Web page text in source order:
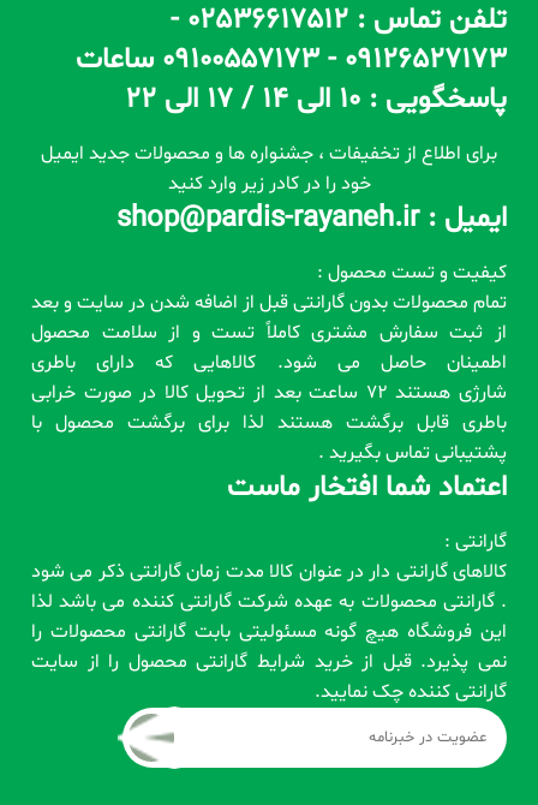
تلفن تماس : 02536617512 -
09126527173 - 09100557173 ساعات
پاسخگویی : 10 الی 14 / 17 الی 22
برای اطلاع از تخفیفات ، جشنواره ها و محصولات جدید ایمیل
خود را در کادر زیر وارد کنید
ایمیل : shop@pardis-rayaneh.ir
کیفیت و تست محصول :
تمام محصولات بدون گارانتی قبل از اضافه شدن در سایت و بعد
از ثبت سفارش مشتری کاملاً تست و از سلامت محصول
اطمینان حاصل می شود. کالاهایی که دارای باطری
شارژی هستند 72 ساعت بعد از تحویل کالا در صورت خرابی
باطری قابل برگشت هستند لذا برای برگشت محصول با
پشتیبانی تماس بگیرید .
اعتماد شما افتخار ماست
گارانتی :
کالاهای گارانتی دار در عنوان کالا مدت زمان گارانتی ذکر می شود
. گارانتی محصولات به عهده شرکت گارانتی کننده می باشد لذا
این فروشگاه هیچ گونه مسئولیتی بابت گارانتی محصولات را
نمی پذیرد. قبل از خرید شرایط گارانتی محصول را از سایت
گارانتی کننده چک نمایید.